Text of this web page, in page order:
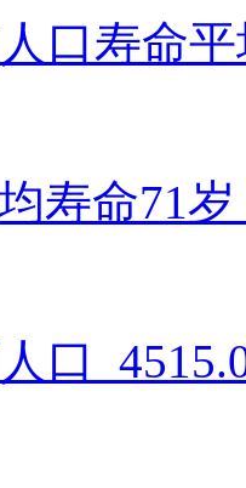
口寿命
寿命71
口